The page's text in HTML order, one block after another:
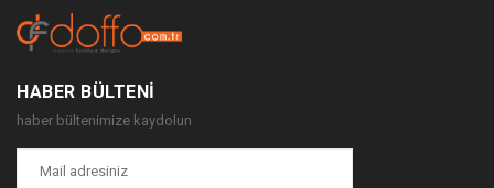
HABER BÜLTENI
haber bültenimize kaydolun